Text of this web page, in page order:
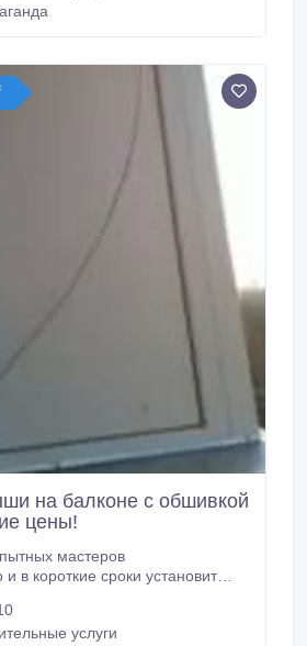
для обшивки. По желанию
на балконе с обшивкой
цены!
мастеров
в короткие сроки установит
верхних этажах домов, т.к.
влаги. Крыша состоит
услуги